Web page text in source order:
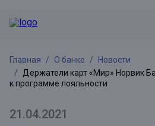
Главная О банке
Новости
Держатели карт «Мир» Норвик
к программе лояльности
21.04.2021